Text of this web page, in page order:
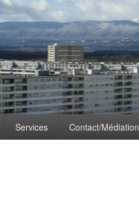
Services Contact/Médiation
!